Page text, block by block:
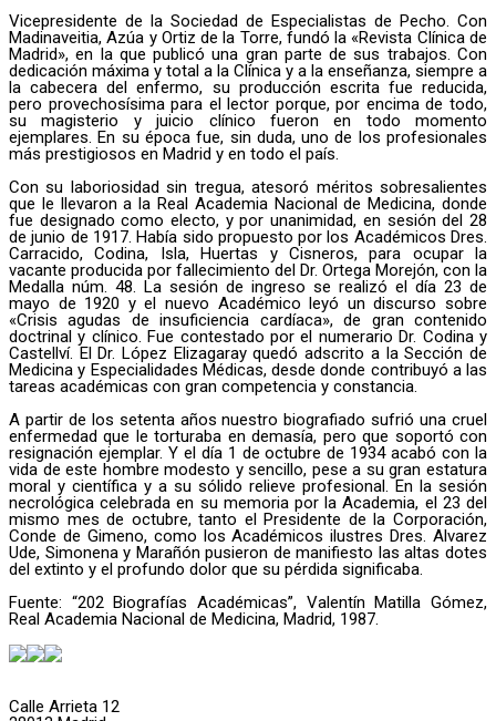
Vicepresidente de la Sociedad de Especialistas de Pecho. Con
Madinaveitia, Azúa y Ortiz de la Torre, fundó la «Revista Clínica de
Madrid», en la que publicó una gran parte de sus trabajos. Con
dedicación máxima y total a la Clínica y a la enseñanza, siempre a
la cabecera del enfermo, su producción escrita fue reducida,
pero provechosísima para el lector porque, por encima de todo,
su magisterio y juicio clínico fueron en todo momento
ejemplares. En su época fue, sin duda, uno de los profesionales
más prestigiosos en Madrid y en todo el país.
Con su laboriosidad sin tregua, atesoró méritos sobresalientes
que le llevaron a la Real Academia Nacional de Medicina, donde
fue designado como electo, y por unanimidad, en sesión del 28
de junio de 1917. Había sido propuesto por los Académicos Dres.
Carracido, Codina, Isla, Huertas y Cisneros, para ocupar la
vacante producida por fallecimiento del Dr. Ortega Morejón, con la
Medalla núm. 48. La sesión de ingreso se realizó el día 23 de
mayo de 1920 y el nuevo Académico leyó un discurso sobre
«Crisis agudas de insuficiencia cardíaca», de gran contenido
doctrinal y clínico. Fue contestado por el numerario Dr. Codina y
Castellví. El Dr. López Elizagaray quedó adscrito a la Sección de
Medicina y Especialidades Médicas, desde donde contribuyó a las
tareas académicas con gran competencia y constancia.
A partir de los setenta años nuestro biografiado sufrió una cruel
enfermedad que le torturaba en demasía, pero que soportó con
resignación ejemplar. Y el día 1 de octubre de 1934 acabó con la
vida de este hombre modesto y sencillo, pese a su gran estatura
moral y científica y a su sólido relieve profesional. En la sesión
necrológica celebrada en su memoria por la Academia, el 23 del
mismo mes de octubre, tanto el Presidente de la Corporación,
Conde de Gimeno, como los Académicos ilustres Dres. Alvarez
Ude, Simonena y Marañón pusieron de manifiesto las altas dotes
del extinto y el profundo dolor que su pérdida significaba.
Fuente: “202 Biografías Académicas”, Valentín Matilla Gómez,
Real Academia Nacional de Medicina, Madrid, 1987.
Calle Arrieta 12